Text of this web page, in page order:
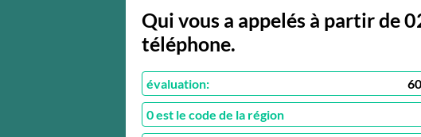
Qui vous a appelés à partir de
téléphone.
évaluation: 60
0 est le code de la région